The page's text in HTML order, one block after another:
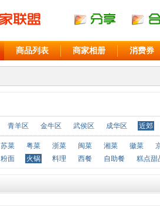
商品列表 商家相册 消费券
青羊区 金牛区 武侯区 成华区 近郊
苏菜 粤菜 浙菜 闽菜 湘菜 徽菜
粉面 火锅 料理 西餐 自助餐 糕点甜